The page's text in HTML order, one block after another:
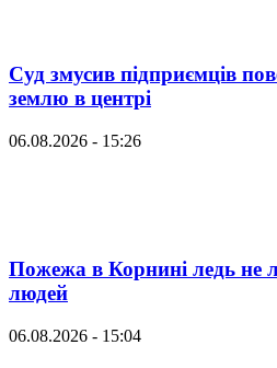
Суд змусив підприємців
землю в центрі
06.08.2026 - 15:26
Пожежа в Корнині ледь не
людей
06.08.2026 - 15:04